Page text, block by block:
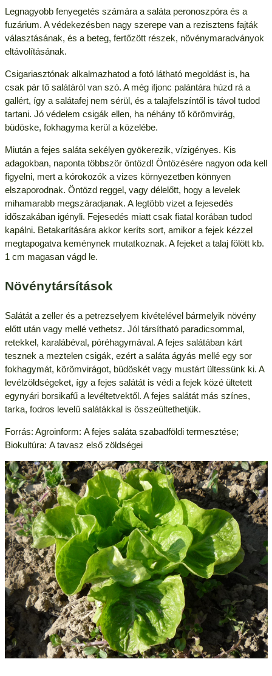
Legnagyobb fenyegetés számára a saláta peronoszpóra és a
fuzárium. A védekezésben nagy szerepe van a rezisztens fajták
választásának, és a beteg, fertőzött részek, növénymaradványok
eltávolításának.
Csigariasztónak alkalmazhatod a fotó látható megoldást is, ha
csak pár tő salátáról van szó. A még ifjonc palántára húzd rá a
gallért, így a salátafej nem sérül, és a talajfelszíntől is távol tudod
tartani. Jó védelem csigák ellen, ha néhány tő körömvirág,
büdöske, fokhagyma kerül a közelébe.
Miután a fejes saláta sekélyen gyökerezik, vízigényes. Kis
adagokban, naponta többször öntözd! Öntözésére nagyon oda kell
figyelni, mert a kórokozók a vizes környezetben könnyen
elszaporodnak. Öntözd reggel, vagy délelőtt, hogy a levelek
mihamarabb megszáradjanak. A legtöbb vizet a fejesedés
időszakában igényli. Fejesedés miatt csak fiatal korában tudod
kapálni. Betakarítására akkor keríts sort, amikor a fejek kézzel
megtapogatva keménynek mutatkoznak. A fejeket a talaj fölött kb.
1 cm magasan vágd le.
Növénytársítások
Salátát a zeller és a petrezselyem kivételével bármelyik növény
előtt után vagy mellé vethetsz. Jól társítható paradicsommal,
retekkel, karalábéval, póréhagymával. A fejes salátában kárt
tesznek a meztelen csigák, ezért a saláta ágyás mellé egy sor
fokhagymát, körömvirágot, büdöskét vagy mustárt ültessünk ki. A
levélzöldségeket, így a fejes salátát is védi a fejek közé ültetett
egynyári borsikafű a levéltetvektől. A fejes salátát más színes,
tarka, fodros levelű salátákkal is összeültethetjük.
Forrás: Agroinform: A fejes saláta szabadföldi termesztése;
Biokultúra: A tavasz első zöldségei